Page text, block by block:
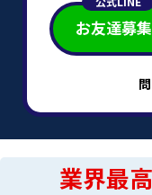
お友達募
業界最